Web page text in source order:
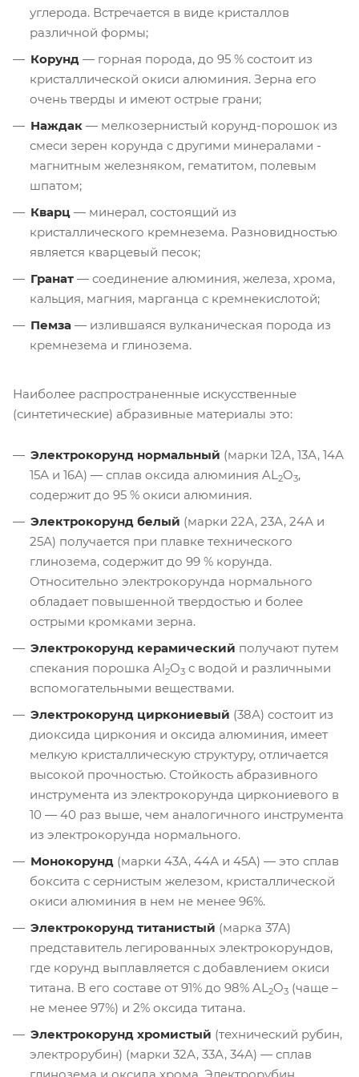
углерода. Встречается в виде кристаллов
различной формы;
Корунд — горная порода, до 95 % состоит из
кристаллической окиси алюминия. Зерна его
очень тверды и имеют острые грани;
Наждак — мелкозернистый корунд-порошок из
смеси зерен корунда с другими минералами -
магнитным железняком, гематитом, полевым
шпатом;
Кварц — минерал, состоящий из
кристаллического кремнезема. Разновидностью
является кварцевый песок;
Гранат — соединение алюминия, железа, хрома,
кальция, магния, марганца с кремнекислотой;
Пемза — излившаяся вулканическая порода из
кремнезема и глинозема.
Наиболее распространенные искусственные
(синтетические) абразивные материалы это:
Электрокорунд нормальный (марки 12А, 13А, 14А
15А и 16А) — сплав оксида алюминия AL2O3,
содержит до 95 % окиси алюминия.
Электрокорунд белый (марки 22А, 23А, 24А и
25А) получается при плавке технического
глинозема, содержит до 99 % корунда.
Относительно электрокорунда нормального
обладает повышенной твердостью и более
острыми кромками зерна.
Электрокорунд керамический получают путем
спекания порошка Al2O3 с водой и различными
вспомогательными веществами.
Электрокорунд циркониевый (38А) состоит из
диоксида циркония и оксида алюминия, имеет
мелкую кристаллическую структуру, отличается
высокой прочностью. Стойкость абразивного
инструмента из электрокорунда циркониевого в
10 — 40 раз выше, чем аналогичного инструмента
из электрокорунда нормального.
Монокорунд (марки 43А, 44А и 45А) — это сплав
боксита с сернистым железом, кристаллической
окиси алюминия в нем не менее 96%.
Электрокорунд титанистый (марка 37А)
представитель легированных электрокорундов,
где корунд выплавляется с добавлением окиси
титана. В его составе от 91% до 98% AL2O3 (чаще –
не менее 97%) и 2% оксида титана.
Электрокорунд хромистый (технический рубин,
электрорубин) (марки 32А, 33А, 34А) — сплав